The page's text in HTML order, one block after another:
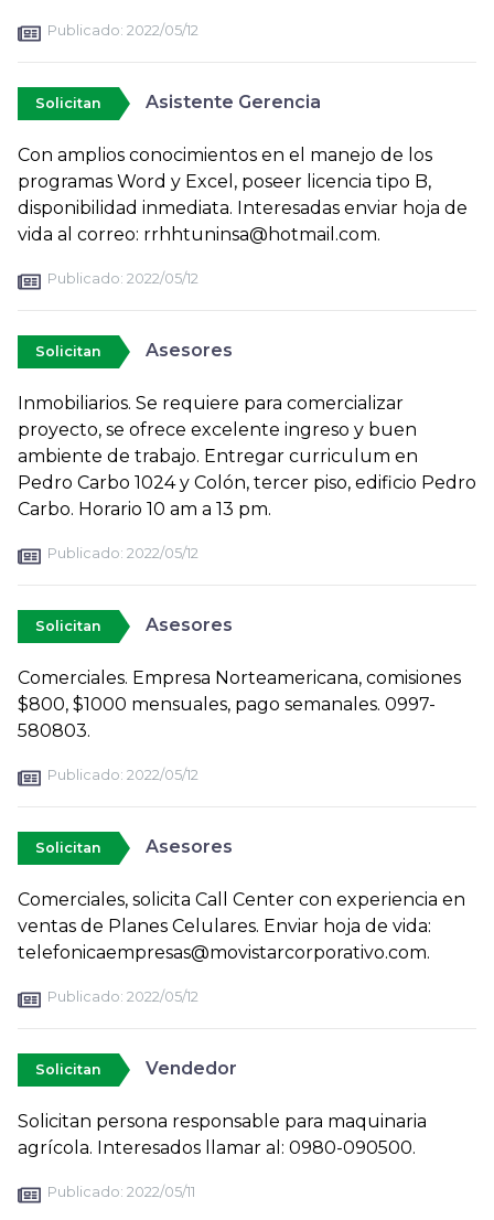
Publicado: 2022/05/12
Solicitan Asistente Gerencia
Con amplios conocimientos en el manejo de los
programas Word y Excel, poseer licencia tipo B,
disponibilidad inmediata. Interesadas enviar hoja de
vida al correo: rrhhtuninsa@hotmail.com.
Publicado: 2022/05/12
Solicitan Asesores
Inmobiliarios. Se requiere para comercializar
proyecto, se ofrece excelente ingreso y buen
ambiente de trabajo. Entregar curriculum en
Pedro Carbo 1024 y Colón, tercer piso, edificio Pedro
Carbo. Horario 10 am a 13 pm.
Publicado: 2022/05/12
Solicitan Asesores
Comerciales. Empresa Norteamericana, comisiones
$800, $1000 mensuales, pago semanales. 0997-
580803.
Publicado: 2022/05/12
Solicitan Asesores
Comerciales, solicita Call Center con experiencia en
ventas de Planes Celulares. Enviar hoja de vida:
telefonicaempresas@movistarcorporativo.com.
Publicado: 2022/05/12
Solicitan Vendedor
Solicitan persona responsable para maquinaria
agrícola. Interesados llamar al: 0980-090500.
Publicado: 2022/05/11